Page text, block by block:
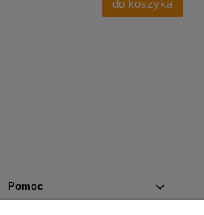
do koszyka
Pomoc